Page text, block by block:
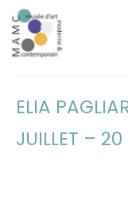
ELIA
JUILLET – 20